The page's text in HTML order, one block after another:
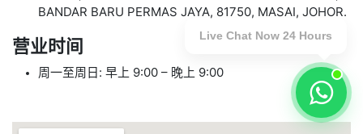
BANDAR BARU PERMAS JAYA, 81750, MASAI, JOHOR.
营业时间
周一至周日: 早上 9:00 – 晚上 9:00
Live Chat Now 24 Hours